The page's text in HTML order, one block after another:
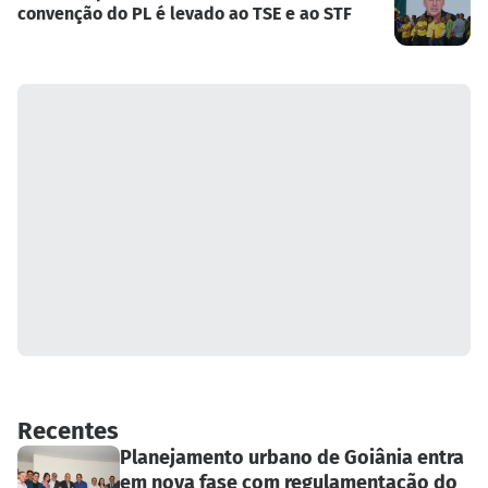
convenção do PL é levado ao TSE e ao STF
Recentes
Planejamento urbano de Goiânia entra
em nova fase com regulamentação do